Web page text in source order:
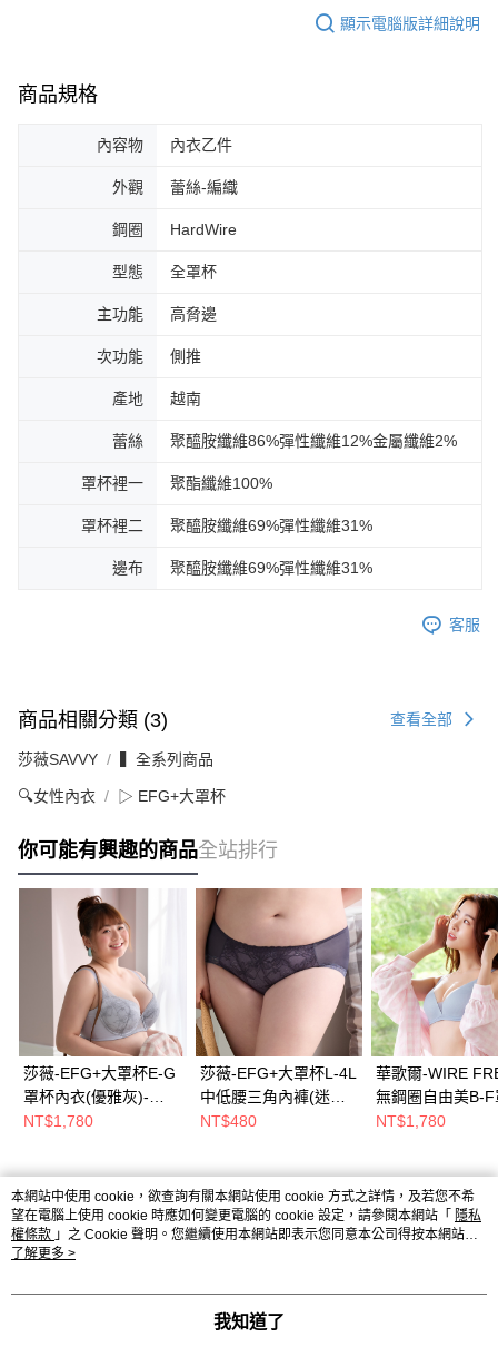
顯示電腦版詳細說明
商品規格
內容物 內衣乙件
外觀 蕾絲-編織
鋼圈 HardWire
型態 全罩杯
主功能 高脅邊
次功能 側推
產地 越南
蕾絲 聚醯胺纖維86%彈性纖維12%金屬纖維2%
罩杯裡一 聚酯纖維100%
罩杯裡二 聚醯胺纖維69%彈性纖維31%
邊布 聚醯胺纖維69%彈性纖維31%
客服
商品相關分類 (3) 查看全部
莎薇SAVVY ▍全系列商品
🔍女性內衣 ▷ EFG+大罩杯
你可能有興趣的商品全站排行
莎薇-EFG+大罩杯E-G
罩杯內衣(優雅灰)-
AB4058FC
NT$1,780
莎薇-EFG+大罩杯L-4L
中低腰三角內褲(迷霧
藍)-AS2558NR
NT$480
華歌爾-WIRE
無鋼圈自由美B-F
(澗水藍)-
NT$1,780
熱門標籤